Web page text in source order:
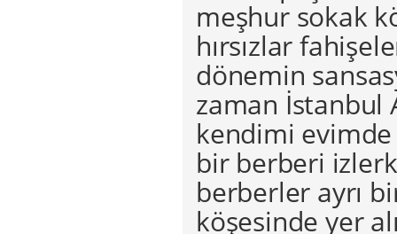
meşhur sokak
hırsızlar
dönemin
zaman İstanbul
kendimi
bir berberi
berberler ayrı
köşesinde yer